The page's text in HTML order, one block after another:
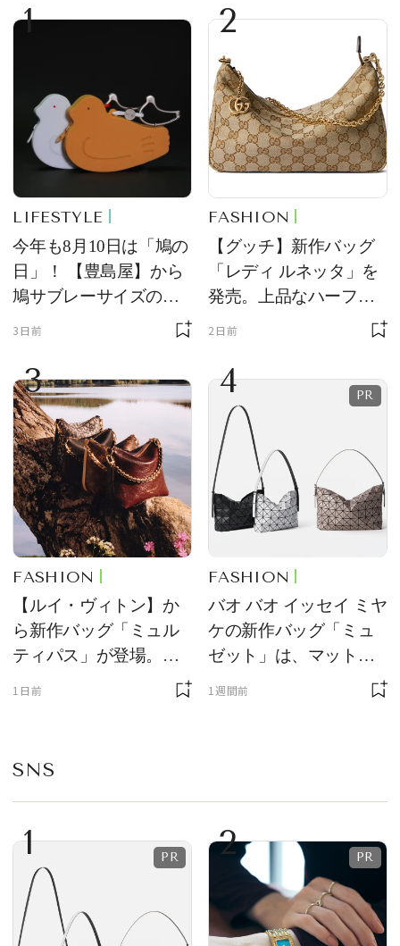
1
LIFESTYLE
今年も8月10日は「鳩の
日」！ 【豊島屋】から
鳩サブレーサイズのポ
ーチ「はとっこ」を限
3日前
2
FASHION
【グッチ】新作バッグ
「レディ ルネッタ」を
発売。上品なハーフム
ーン型がスタイリング
2日前
3
FASHION
【ルイ・ヴィトン】か
ら新作バッグ「ミュル
ティパス」が登場。ミ
ニサイズもラインナッ
1日前
4
FASHION
バオ バオ イッセイ ミヤ
ケの新作バッグ「ミュ
ゼット」は、マットな
1週間前
SNS
1 2